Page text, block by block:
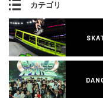
カテゴリ